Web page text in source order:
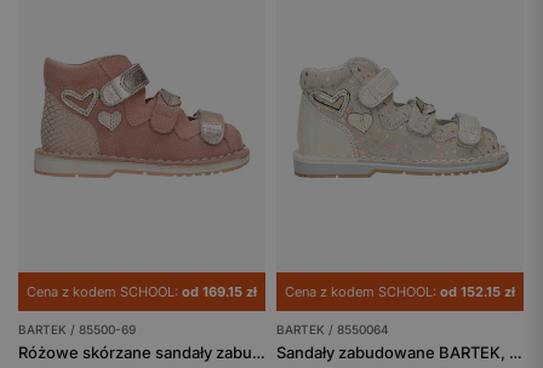
Cena z kodem SCHOOL: od 169.15 zł
BARTEK / 85500-69
Różowe skórzane sandały zabudowane z obcasem Thomasa BARTEK 85500-69
Cena z kodem SCHOOL: od 152.15 zł
BARTEK / 8550064
Sandały zabudowane BARTEK, 85500-64, dla dziewcząt, beżowo-złote